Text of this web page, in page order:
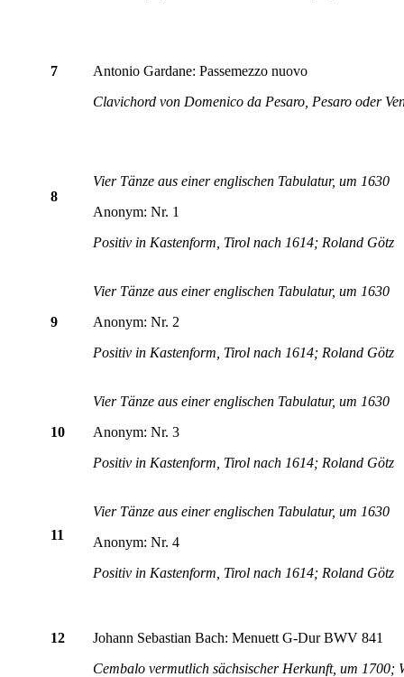
7
Antonio Gardane: Passemezzo nuovo
Clavichord von Domenico da Pesaro, Pesaro oder
8
Vier Tänze aus einer englischen Tabulatur, um 1630
Anonym: Nr. 1
Positiv in Kastenform, Tirol nach 1614; Roland Götz
9
Vier Tänze aus einer englischen Tabulatur, um 1630
Anonym: Nr. 2
Positiv in Kastenform, Tirol nach 1614; Roland Götz
10
Vier Tänze aus einer englischen Tabulatur, um 1630
Anonym: Nr. 3
Positiv in Kastenform, Tirol nach 1614; Roland Götz
11
Vier Tänze aus einer englischen Tabulatur, um 1630
Anonym: Nr. 4
Positiv in Kastenform, Tirol nach 1614; Roland Götz
12
Johann Sebastian Bach: Menuett G-Dur BWV 841
Cembalo vermutlich sächsischer Herkunft, um 1700;